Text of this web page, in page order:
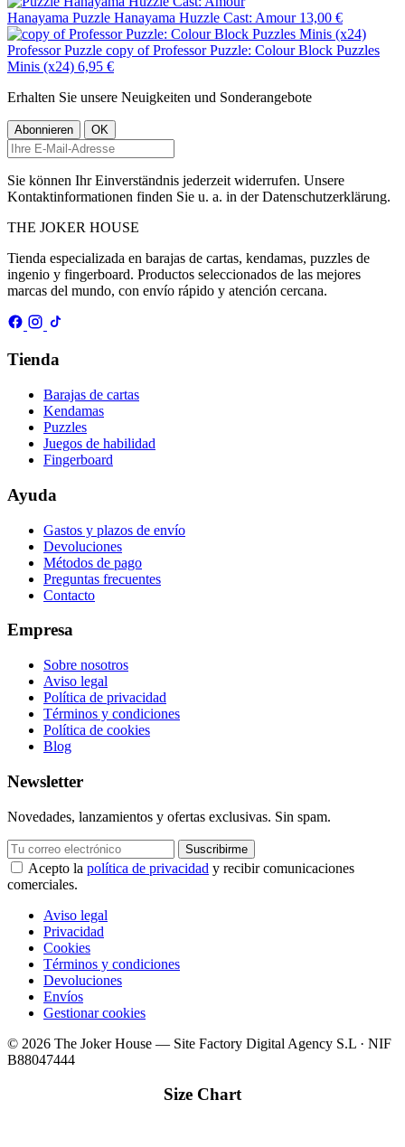
Hanayama Puzzle Hanayama Huzzle Cast: Amour 13,00 €
Professor Puzzle copy of Professor Puzzle: Colour Block Puzzles
Minis (x24) 6,95 €
Erhalten Sie unsere Neuigkeiten und Sonderangebote
Sie können Ihr Einverständnis jederzeit widerrufen. Unsere
Kontaktinformationen finden Sie u. a. in der Datenschutzerklärung.
THE JOKER HOUSE
Tienda especializada en barajas de cartas, kendamas, puzzles de
ingenio y fingerboard. Productos seleccionados de las mejores
marcas del mundo, con envío rápido y atención cercana.
Tienda
Barajas de cartas
Kendamas
Puzzles
Juegos de habilidad
Fingerboard
Ayuda
Gastos y plazos de envío
Devoluciones
Métodos de pago
Preguntas frecuentes
Contacto
Empresa
Sobre nosotros
Aviso legal
Política de privacidad
Términos y condiciones
Política de cookies
Blog
Newsletter
Novedades, lanzamientos y ofertas exclusivas. Sin spam.
Suscribirme
Acepto la política de privacidad y recibir comunicaciones
comerciales.
Aviso legal
Privacidad
Cookies
Términos y condiciones
Devoluciones
Envíos
Gestionar cookies
© 2026 The Joker House — Site Factory Digital Agency S.L · NIF
B88047444
Size Chart